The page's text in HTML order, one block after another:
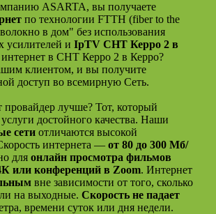
ASARTA, вы получаете
по технологии FTTH (fiber to the
в дом" без использования
усилителей и IpTV СНТ Керро 2 в
интернет в СНТ Керро 2 в Керро?
клиентом, и вы получите
доступ во всемирную Сеть.
провайдер лучше? Тот, который
достойного качества. Наши
сети отличаются высокой
интернета — от 80 до 300 Мб/
для онлайн просмотра фильмов
или конференций в Zoom. Интернет
вне зависимости от того, сколько
на выходные. Скорость не падает
времени суток или дня недели.